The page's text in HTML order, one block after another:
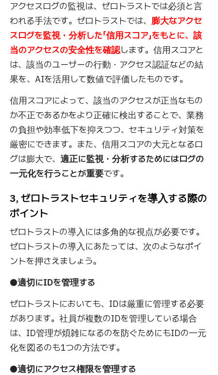
アクセスログの監視は、ゼロトラストでは必須と言
われる手法です。ゼロトラストでは、 膨大なアクセ
スログを監視・分析した「信用スコア」をもとに、該
当のアクセスの安全性を確認します。信用スコアと
は、該当のユーザーの行動・アクセス認証などの結
果を、AIを活用して数値で評価したものです。
信用スコアによって、該当のアクセスが正当なもの
か不正であるかをより正確に検出することで、業務
の負担や効率低下を抑えつつ、セキュリティ対策を
厳密にできます。また、信用スコアの大元となるロ
グは膨大で、 適正に監視・分析するためにはログの
一元化を行うことが重要です。
3, ゼロトラストセキュリティを導入する際の
ポイント
ゼロトラストの導入には多角的な視点が必要です。
ゼロトラストの導入にあたっては、次のようなポイ
ントを押さえましょう。
●適切にIDを管理する
ゼロトラストにおいても、IDは厳重に管理する必要
があります。社員が複数のIDを管理している場合
は、ID管理が煩雑になるのを防ぐためにもIDの一元
化を図るのも1つの方法です。
●適切にアクセス権限を管理する